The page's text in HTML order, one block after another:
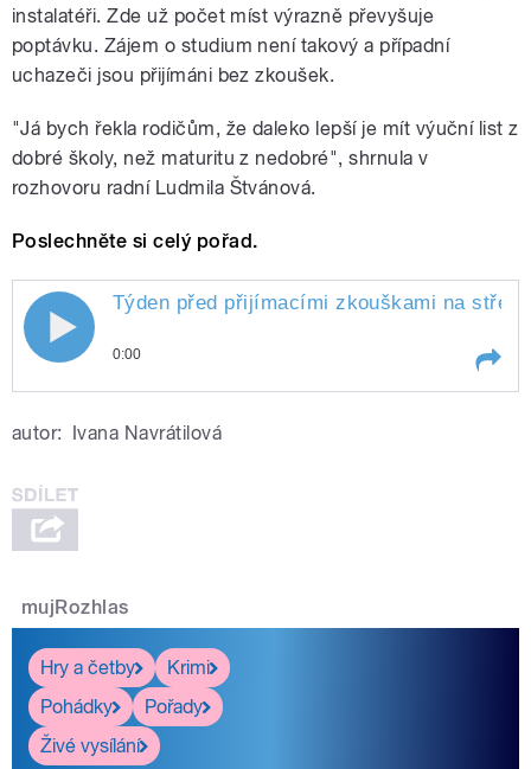
instalatéři. Zde už počet míst výrazně převyšuje
poptávku. Zájem o studium není takový a případní
uchazeči jsou přijímáni bez zkoušek.
"Já bych řekla rodičům, že daleko lepší je mít výuční list z
dobré školy, než maturitu z nedobré", shrnula v
rozhovoru radní Ludmila Štvánová.
Poslechněte si celý pořad.
pause
Týden před přijímacími zkouškami na
0:00
zkouškami na střední školy a
autor: Ivana Navrátilová
mujRozhlas
Hry a četby
Krimi
Pohádky
Pořady
Živé vysílání